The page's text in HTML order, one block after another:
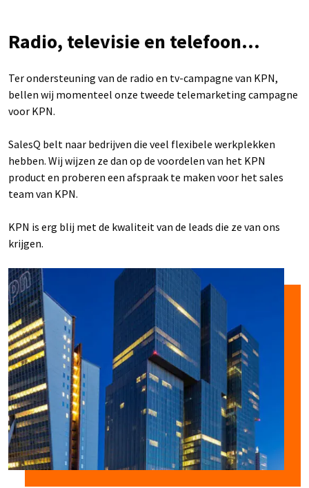
Radio, televisie en telefoon...
Ter ondersteuning van de radio en tv-campagne van KPN,
bellen wij momenteel onze tweede telemarketing campagne
voor KPN.
SalesQ belt naar bedrijven die veel flexibele werkplekken
hebben. Wij wijzen ze dan op de voordelen van het KPN
product en proberen een afspraak te maken voor het sales
team van KPN.
KPN is erg blij met de kwaliteit van de leads die ze van ons
krijgen.